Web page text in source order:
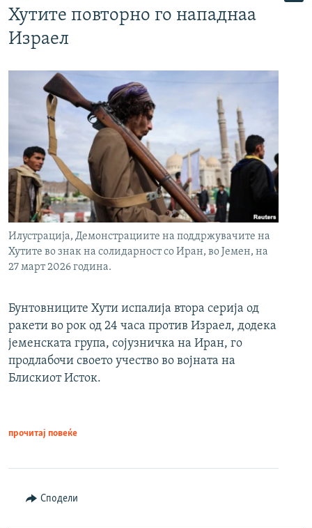
Хутите повторно го нападнаа
Израел
Илустрација, Демонстрациите на поддржувачите на
Хутите во знак на солидарност со Иран, во Јемен, на
27 март 2026 година.
Бунтовниците Хути испалија втора серија од
ракети во рок од 24 часа против Израел, додека
јеменската група, сојузничка на Иран, го
продлабочи своето учество во војната на
Блискиот Исток.
прочитај повеќе
Сподели